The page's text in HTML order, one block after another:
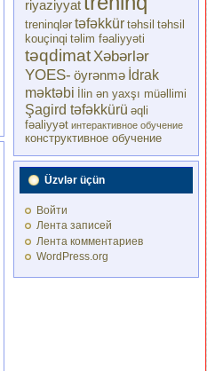
riyaziyyat
treninqlər təfəkkür təhsil təhsil
kouçinqi təlim fəaliyyəti
təqdimat Xəbərlər
YOES- öyrənmə İdrak
məktəbi İlin ən yaxşı müəllimi
Şagird təfəkkürü əqli
fəaliyyət интерактивное обучение
конструктивное обучение
Üzvlər üçün
Войти
Лента записей
Лента комментариев
WordPress.org